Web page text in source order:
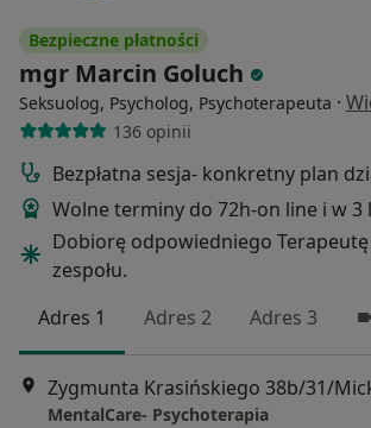
Bezpieczne płatności
mgr Marcin Goluch
Seksuolog, Psycholog, Psychoterapeuta ·
136 opinii
Bezpłatna sesja- konkretny plan
Wolne terminy do 72h-on line i w 3
Dobiorę odpowiedniego
zespołu.
Adres 1
Adres 2 Adres 3
MentalCare- Psychoterapia